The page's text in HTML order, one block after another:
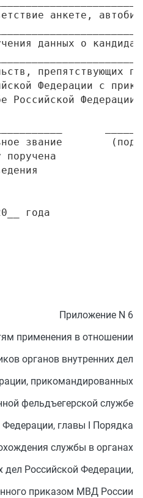
анкете,
данных о
препятствующих
Федерации с
Российской Федерации)
звание
поручена
Приложение N 6
применения в отношении
органов внутренних дел
прикомандированных
фельдъегерской службе
Федерации, главы I Порядка
службы в органах
дел Российской Федерации,
приказом МВД России